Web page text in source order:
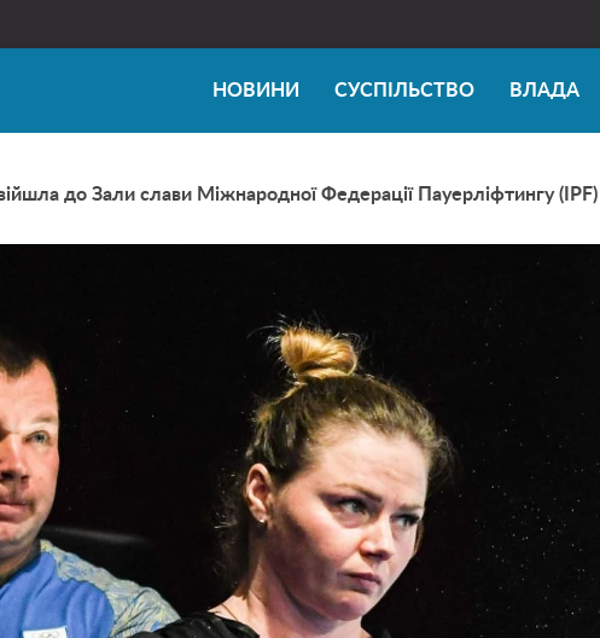
НОВИНИ СУСПІЛЬСТВО ВЛАДА
до Зали слави Міжнародної Федерації Пауерліфтингу (IPF)